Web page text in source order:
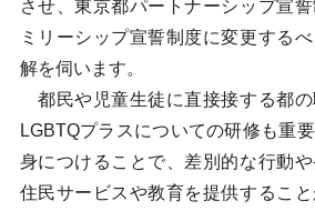
させ、東京都パートナーシップ宣
ミリーシップ宣誓制度に変更する
解を伺います。
都民や児童生徒に直接接する都の
LGBTQプラスについての研修も重
身につけることで、差別的な行動
住民サービスや教育を提供するこ